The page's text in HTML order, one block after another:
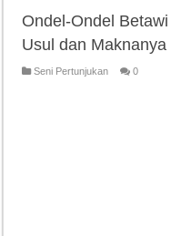
Ondel-Ondel
Usul dan Maknanya
Seni Pertunjukan 0